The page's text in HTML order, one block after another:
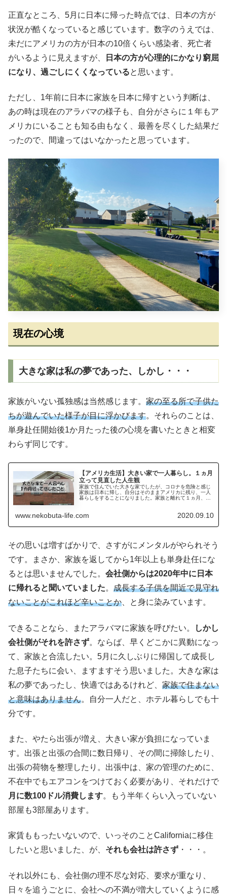
正直なところ、5月に日本に帰った時点では、日本の方が
状況が酷くなっていると感じています。数字のうえでは、
未だにアメリカの方が日本の10倍くらい感染者、死亡者
がいるように見えますが、
日本の方が心理的にかなり窮屈
になり、過ごしにくくなっていると思います。
ただし、1年前に日本に家族を日本に帰すという判断は、
あの時は現在のアラバマの様子も、自分がさらに１年もア
メリカにいることも知る由もなく、最善を尽くした結果だ
ったので、間違ってはいなかったと思っています。
現在の心境
大きな家は私の夢であった、しかし・・・
家族がいない孤独感は当然感じます。 家の至る所で子供た
ちが遊んでいた様子が目に浮かびます。それらのことは、
単身赴任開始後1か月たった後の心境を書いたときと相変
わらず同じです。
【アメリカ生活】大きい家で一人暮らし。１ヵ月
立って見直した人生観
家族で住んでいた大きな家でしたが、コロナを危険と感じ
家族は日本に帰し、自分はそのままアメリカに残り、一人
暮らしをすることになりました。家族と離れて１ヵ月、今
www.nekobuta-life.com 2020.09.10
その思いは増すばかりで、さすがにメンタルがやられそう
です。まさか、家族を返してから1年以上も単身赴任にな
るとは思いませんでした。 会社側からは2020年中に日本
に帰れると聞いていました。 成長する子供を間近で見守れ
ないことがこれほど辛いことか 、と身に染みています。
できることなら、またアラバマに家族を呼びたい。
しかし
会社側がそれを許さず。ならば、早くどこかに異動になっ
て、家族と合流したい。5月に久しぶりに帰国して成長し
た息子たちに会い、ますますそう思いました。大きな家は
私の夢であったし、快適ではあるけれど、 家族で住まない
と意味はありません。自分一人だと、ホテル暮らしでも十
分です。
また、やたら出張が増え、大きい家が負担になっていま
す。出張と出張の合間に数日帰り、その間に掃除したり、
出張の荷物を整理したり。出張中は、家の管理のために、
不在中でもエアコンをつけておく必要があり、それだけで
月に数100ドル消費します。もう半年くらい入っていない
部屋も3部屋あります。
家賃ももったいないので、いっそのことCaliforniaに移住
したいと思いました、が、 それも会社は許さず ・・・。
それ以外にも、会社側の理不尽な対応、要求が重なり、
日々を追うごとに、会社への不満が増大していくように感